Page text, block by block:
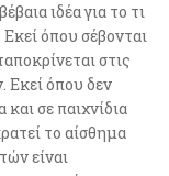
ιδέα για το τι
όπου σέβονται
στις
Εκεί όπου δεν
σε παιχνίδια
το αίσθημα
είναι